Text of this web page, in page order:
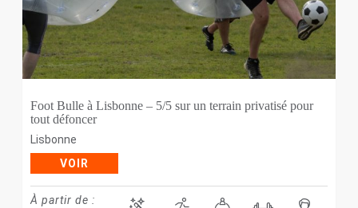
Foot Bulle à Lisbonne – 5/5 sur un terrain privatisé pour
tout défoncer
Lisbonne
VOIR
À partir de :